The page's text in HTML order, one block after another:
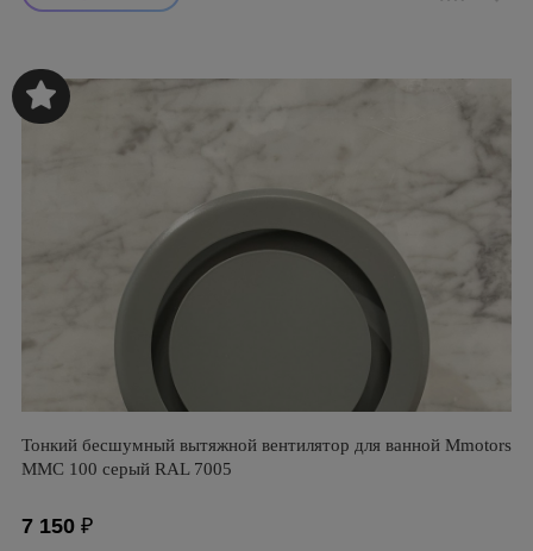
Тонкий бесшумный вытяжной вентилятор для ванной Mmotors
ММC 100 серый RAL 7005
7 150 ₽